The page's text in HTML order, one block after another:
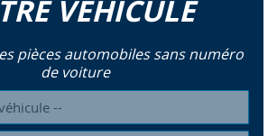
VÉHICULE
pièces automobiles sans numéro
de voiture